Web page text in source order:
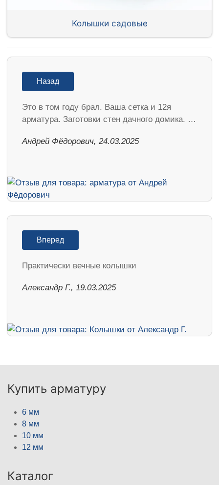
Колышки садовые
Назад
Это в том году брал. Ваша сетка и 12я
арматура. Заготовки стен дачного домика. …
Андрей Фёдорович, 24.03.2025
Вперед
Практически вечные колышки
Александр Г., 19.03.2025
Купить арматуру
6 мм
8 мм
10 мм
12 мм
Каталог